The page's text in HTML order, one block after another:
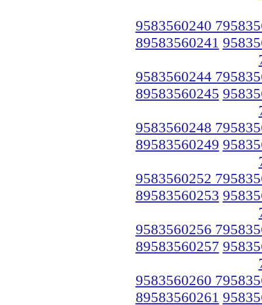
9583560240
89583560241
9583560244
89583560245
9583560248
89583560249
9583560252
89583560253
9583560256
89583560257
9583560260
89583560261